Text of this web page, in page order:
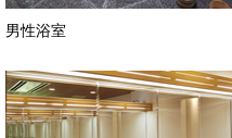
男性浴室